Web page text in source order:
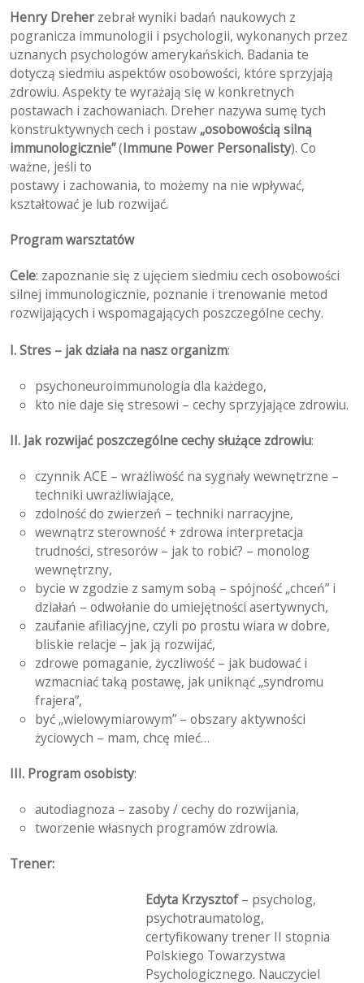
Henry Dreher zebrał wyniki badań naukowych z
pogranicza immunologii i psychologii, wykonanych przez
uznanych psychologów amerykańskich. Badania te
dotyczą siedmiu aspektów osobowości, które sprzyjają
zdrowiu. Aspekty te wyrażają się w konkretnych
postawach i zachowaniach. Dreher nazywa sumę tych
konstruktywnych cech i postaw „osobowością silną
immunologicznie”(Immune Power Personalisty). Co
ważne, jeśli to
postawy i zachowania, to możemy na nie wpływać,
kształtować je lub rozwijać.
Program warsztatów
Cele: zapoznanie się z ujęciem siedmiu cech osobowości
silnej immunologicznie, poznanie i trenowanie metod
rozwijających i wspomagających poszczególne cechy.
I. Stres – jak działa na nasz organizm:
psychoneuroimmunologia dla każdego,
kto nie daje się stresowi – cechy sprzyjające zdrowiu.
II. Jak rozwijać poszczególne cechy służące zdrowiu:
czynnik ACE – wrażliwość na sygnały wewnętrzne –
techniki uwrażliwiające,
zdolność do zwierzeń – techniki narracyjne,
wewnątrz sterowność + zdrowa interpretacja
trudności, stresorów – jak to robić? – monolog
wewnętrzny,
bycie w zgodzie z samym sobą – spójność „chceń” i
działań – odwołanie do umiejętności asertywnych,
zaufanie afiliacyjne, czyli po prostu wiara w dobre,
bliskie relacje – jak ją rozwijać,
zdrowe pomaganie, życzliwość – jak budować i
wzmacniać taką postawę, jak uniknąć „syndromu
frajera”,
być „wielowymiarowym” – obszary aktywności
życiowych – mam, chcę mieć…
III. Program osobisty:
autodiagnoza – zasoby / cechy do rozwijania,
tworzenie własnych programów zdrowia.
Trener:
Edyta Krzysztof– psycholog,
psychotraumatolog,
certyfikowany trener II stopnia
Polskiego Towarzystwa
Psychologicznego. Nauczyciel